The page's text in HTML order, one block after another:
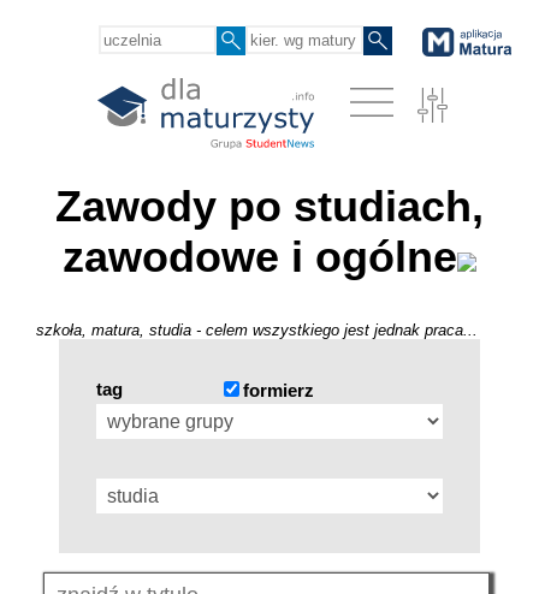
Zawody po studiach,
zawodowe i ogólne
szkoła, matura, studia - celem wszystkiego jest jednak praca...
tag formierz